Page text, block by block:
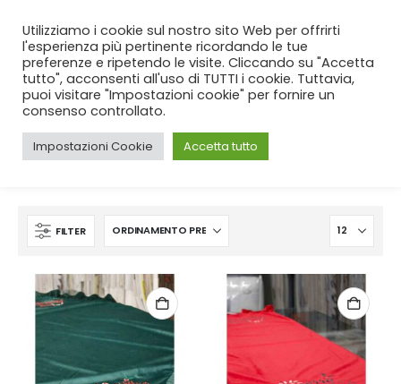
SPEDIZIONE GRATUITA per ordini da 99€!
CASA SHOP PRODUCT TAG -DECORI NATALIZI
FILTER
Utilizziamo i cookie sul nostro sito Web per offrirti
l'esperienza più pertinente ricordando le tue
preferenze e ripetendo le visite. Cliccando su "Accetta
tutto", acconsenti all'uso di TUTTI i cookie. Tuttavia,
puoi visitare "Impostazioni cookie" per fornire un
consenso controllato.
Impostazioni Cookie Accetta tutto